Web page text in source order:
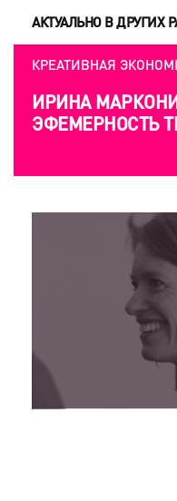
АКТУАЛЬНО В ДРУГИХ
КРЕАТИВНАЯ
ИРИНА
ЭФЕМЕРНОСТЬ